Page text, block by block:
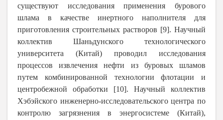
существуют исследования применения бурового
шлама в качестве инертного наполнителя для
приготовления строительных растворов [9]. Научный
коллектив Шаньдунского технологического
университета (Китай) проводил исследования
процессов извлечения нефти из буровых шламов
путем комбинированной технологии флотации и
центробежной обработки [10]. Научный коллектив
Хэбэйского инженерно-исследовательского центра по
контролю загрязнения в энергосистеме (Китай),